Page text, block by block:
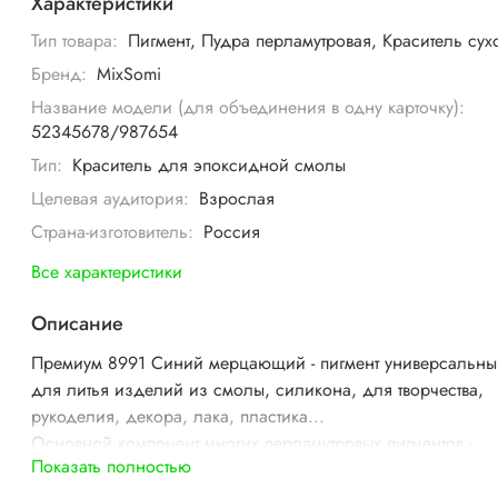
Тип товара: Пигмент, Пудра перламутровая, Краситель
Бренд: MixSomi
Название модели (для объединения в одну карточку):
52345678/987654
Тип: Краситель для эпоксидной смолы
Целевая аудитория: Взрослая
Страна-изготовитель: Россия
Все характеристики
Описание
Премиум 8991 Синий мерцающий - пигмент
для литья изделий из смолы, силикона, для творчества,
рукоделия, декора, лака, пластика...
Основной компонент многих перламутровых пигментов -
природная минеральная слюда, покрытая слоем диоксида
Показать полностью